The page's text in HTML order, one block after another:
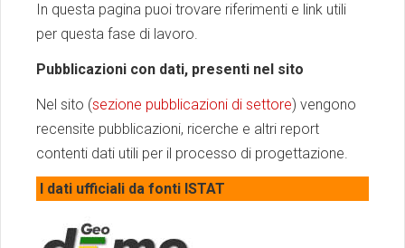
In questa pagina puoi trovare riferimenti e link utili
per questa fase di lavoro.
Pubblicazioni con dati, presenti nel sito
Nel sito (sezione pubblicazioni di settore) vengono
recensite pubblicazioni, ricerche e altri report
contenti dati utili per il processo di progettazione.
I dati ufficiali da fonti ISTAT